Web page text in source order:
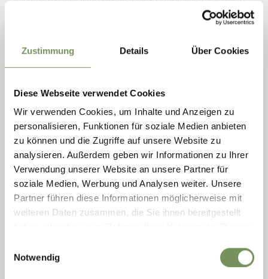
Zustimmung Details Über Cookies
Diese Webseite verwendet Cookies
Wir verwenden Cookies, um Inhalte und Anzeigen zu
personalisieren, Funktionen für soziale Medien anbieten
zu können und die Zugriffe auf unsere Website zu
analysieren. Außerdem geben wir Informationen zu Ihrer
Verwendung unserer Website an unsere Partner für
soziale Medien, Werbung und Analysen weiter. Unsere
Partner führen diese Informationen möglicherweise mit
weiteren Daten zusammen, die Sie ihnen bereitgestellt
Notwendig
Walde und San Romedio. Daher führen auch zwei
durch den Deutschnonsberg: der
Zentren der Gegend verbindet, und der
Romedius-
Romedio.
In dem Weiler Unsere Liebe Frau im Walde fällt sogleich die
eindrucksvolle gotischeMarienwallfahrtskircheauf. Von
hier aus sind gemütliche Spaziergänge und
Pilgerwanderungen möglich. Großer Beliebtheit erfreuen
sich kontemplative Pilgerwege wie der Jakobsweg von
Anaunia (Cammino Jacopeo d’Anaunia), wie das Nonstal in
der Antike hieß, oder der Spazierweg um das Biotop
Widummoos .
Um den Heiligen Romedius, Schutzpatron der Wanderer
und Pilger, ranken sich zahlreiche Legenden. Mit seinen